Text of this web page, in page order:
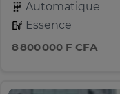
Automatique
Essence
8 800 000 F CFA